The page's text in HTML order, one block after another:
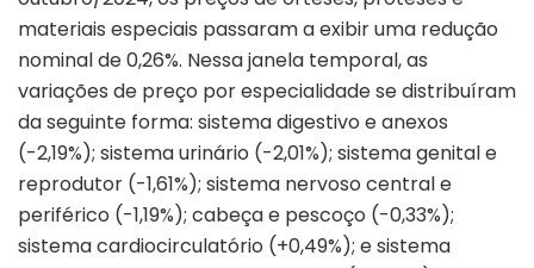
materiais especiais passaram a exibir uma redução
nominal de 0,26%. Nessa janela temporal, as
variações de preço por especialidade se distribuíram
da seguinte forma: sistema digestivo e anexos
(-2,19%); sistema urinário (-2,01%); sistema genital e
reprodutor (-1,61%); sistema nervoso central e
periférico (-1,19%); cabeça e pescoço (-0,33%);
sistema cardiocirculatório (+0,49%); e sistema